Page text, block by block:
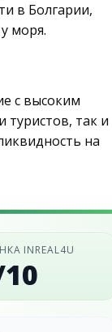
в Болгарии,
моря.
с высоким
так и
на
INREAL4U